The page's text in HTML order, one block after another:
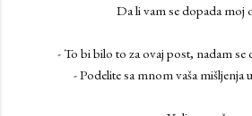
Da li vam se dopada moj
- To bi bilo to za ovaj post, nadam se
- Podelite sa mnom vaša mišljenja